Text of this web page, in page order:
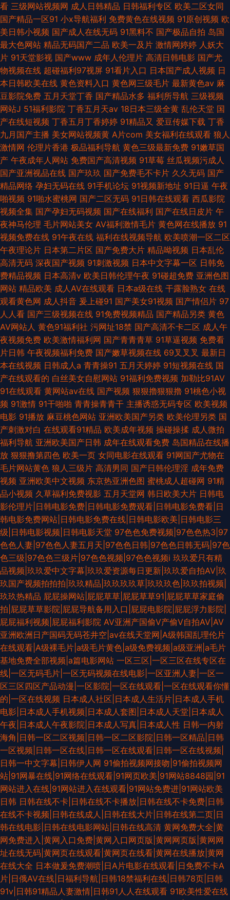
看 三级网站视频网 成人日韩精品 日韩福利专区 欧美二区女同
国产精品一区91 小x导航福利 免费黄色在线视频 91原创视频 欧
美日韩小视频 国产成人在线无码 91黑料不 国产极品自拍 岛国
最大色网站 精品无码国产二品 欧美一及片 激情网婷婷 人妖大
片 91天堂影视 国产www 成年人伦理片 高清日韩电影 国产尤
物视频在线 超碰福利97视屏 91看片入口 日本国产成人视频 日
本日韩欧美在线 黄色资料入口 黄色网三级毛片 最新黄色av 麻
豆影院免费 五月天堂丁香 国产精品水多 福利所导航 三级视频
网站J 51福利影院 丁香五月天av 18日本三级全黄 乱伦天堂 国
产在线短视频 丁香五月丁香婷婷 91精品又 爱豆传媒下载 丁香
九月国产主播 美女网站视频黄 A片com 美女福利在线观看 狼人
激情网 伦理片香港 极品福利导航 黄色三级最新免费 91嫩草国
产 午夜成年人网站 免费国产高清视频 91草莓 丝瓜视频污成人
国产亚洲视品在线 国产玖玖 国产免费毛不卡片 久久无码 国产
精品网络 孕妇无码在线 91手机论坛 91视频新地址 91日逼 午夜
啪视频 91啪水蜜桃网 国产二区无码 91日韩在线观看 西瓜影院
视频全集 国产孕妇无码视频 国产在线福利 国产在线日皮片 午
夜神马伦理 毛片网站美女 AV福利激情毛片 黄色网在线播放 91
视频免费在线 91午夜在线 福利在线视频导航 欧美喷潮一区二区
午夜理论片 日本第二片区 国产免费大片 精品呦视频 日本乱伦
高清无码 深夜国产视频 91刺激视频 日本中文字幕一区 日韩免
费精品视频 日本高清v 欧美日韩伦理午夜 91碰超免费 亚洲色图
网站 精品欧美 成人AV在线观看 日本a级在线 干露脸熟女 在线
观看黄色网 成人抖音 爰上碰91 国产美女91视频 国产情侣片 97
人人看 国产三级视频在线 91免费视频精品 国产精品另类 黄色
AV网站人 黄色91福利社 污网址18禁 国产高清不卡二区 成人午
夜视频免费 欧美激情福利网 国产青青青草 91草逼视频 免费看
片日韩 午夜视频福利免费 国产嫩草视频在线 69叉叉叉 最新日
本在线视频 日韩成人a 青青操91 五月天婷婷 91短视频在线 国
产在线观看的 白丝美女自慰网站 91福利免费视频 加勒比91AV
91在线观看 黄网站av在线 国产视频 狠狠擼狠狠擼 91桃色小视
频 91激情 91干啪啪 青青操青青干 主播诱惑无码专区 欧美视频
电影 91播放 麻豆桃色网站 亚洲欧美国产另类 欧美伦理另类 国
产刺激对白 在线观看91精品 欧美成年视频 操碰操揉 成人微拍
福利导航 亚洲欧美国产日韩 成年在线观看免费 岛国精品在线播
放 狠狠撸第四色 欧美一页 女同电影在线观看 91网国产尤物在
毛片网站黄色 狼人三级片 高清男同 国产日韩伦理淫 成年免费
视频 亚洲欧美中文视频 东京热亚洲色图 蜜桃成人超碰网 91精
品小视频 久草福利免费视影 五月天堂网 韩日欧美大片 日韩电
影伦理片|日韩电影免费|日韩电影免费观看|日韩电影免费看|日
韩电影免费网站|日韩电影免费在线|日韩电影欧美|日韩电影三
级|日韩电影视频|日韩电影天堂 97色色免费视频|97色色热3|97
色色人妻|97色色人妻五月天|97色色日韩|97色色日韩无码|97色
色三级|97色色三级片|97色色视频|97色色视频i 玖玖爱只有精
品视频|玖玖爱中文字幕|玖玖爱资源每日更新|玖玖爱自拍AV|玖
玖国产视频拍拍拍|玖玖精品|玖玖玖玖草|玖玖玖色|玖玖拍视频|
玖玖热精品 屁屁操网站|屁屁草草|屁屁草草91|屁屁草草家庭偷
拍|屁屁草草影院|屁屁导航备用入口|屁屁电影院|屁屁浮力影院|
屁屁福利视频|屁屁福利影院 AV亚洲产国偷V产偷V自拍AV|AV
亚洲欧洲日产国码无码苍井空|av在线天堂网|A级韩国乱理伦片
在线观看|A级裸毛片|a级毛片黄色|a级免费视频|a级亚洲|a毛片
基地免费全部视频|a篇电影网站 一区三区|一区三区在线专区在
线|一区无码毛片|一区无码视频在线电影|一区亚洲人妻|一区一
区三区四区产品动漫|一区影院|一区在线观看|一区在线观看你懂
的|一区在线视频 日本成人社区|日本成人生活片|日本成人手机
电影|日本成人手机视频|日本成人套图|日本成人天堂|日本成人
午夜|日本成人午夜影院|日本成人写真|日本成人性 日韩一内射
海角|日韩一区二区视频|日韩一区二区影院|日韩一区精品|日韩
一区视频|日韩一区在线|日韩一区在线观看|日韩一区在线视频|
日韩一中文字幕|日韩伊人网 91偷拍视频网接吻|91偷拍视频网
站|91网暴在线|91网络在线观看|91网页欧美|91网站8848园|91
网站进入在线|91网站进入在线观看|91网站免费进|91网站欧美
日韩 日韩在线不卡|日韩在线不卡播放|日韩在线不卡免费|日韩
在线不卡视频|日韩在线成人|日韩在线大片|日韩在线第二页|日
韩在线电影|日韩在线电影网站|日韩在线高清 黄网免费大全|黄
网免费进入|黄网入口免费|黄网入口网页版|黄网网页版|黄网网
址在线无码|黄网页在线观看|黄网页在线看|黄网在线播放|黄网
在线大全 日本做爰免费潮喷|日A片电影在线观看|日免费不卡A
片|日俄AV在线|日福利导航|日韩18禁福利在线|日韩78页|日韩
91v|日韩91精品人妻激情|日韩91人人在线观看 91欧美性爱在线